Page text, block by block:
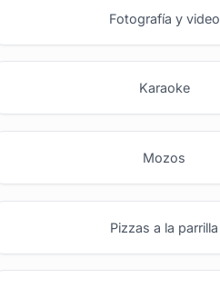
Fotografía y video
Karaoke
Mozos
Pizzas a la parrilla